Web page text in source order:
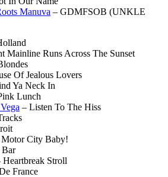
Manuva – GDMFSOB (UNKLE
Mainline Runs Across The Sunset
Of Jealous Lovers
Ya Neck In
Lunch
– Listen To The Hiss
Motor City Baby!
Bar
Heartbreak Stroll
France